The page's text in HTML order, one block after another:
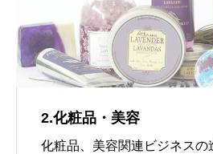
2.化粧品・美容
化粧品、美容関連ビジネスの